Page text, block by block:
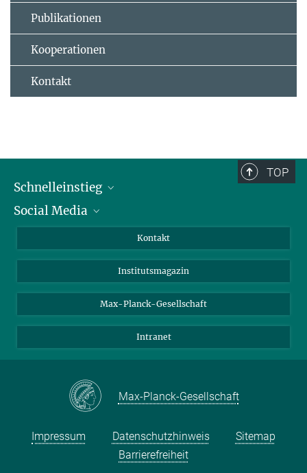
Publikationen
Kooperationen
Kontakt
TOP
Schnelleinstieg
Alumni
Schulen
Studierende
Social Media
Facebook
YouTube
Kontakt
Institutsmagazin
Max-Planck-Gesellschaft
Intranet
Max-Planck-Gesellschaft
Impressum Datenschutzhinweis
Sitemap
Barrierefreiheit